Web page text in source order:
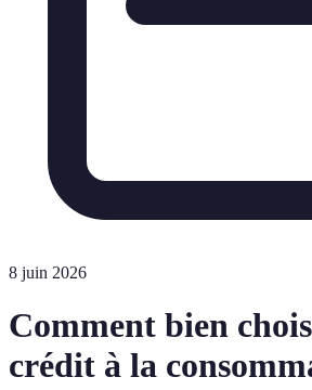
8 juin 2026
Comment bien
crédit à la